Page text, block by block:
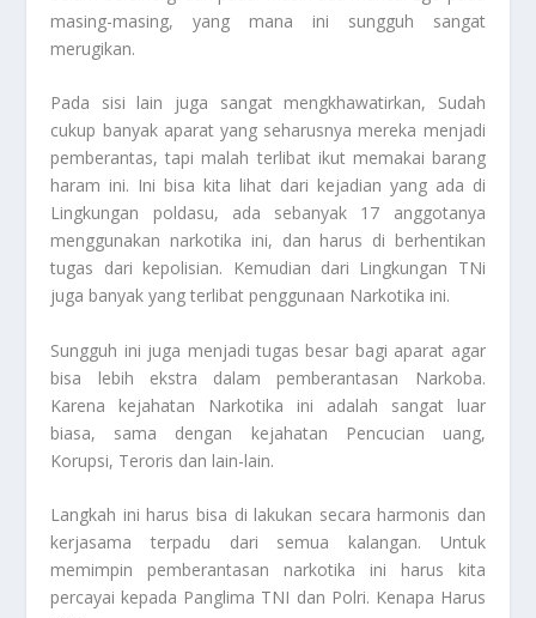
masing-masing, yang mana ini sungguh sangat
merugikan.
Pada sisi lain juga sangat mengkhawatirkan, Sudah
cukup banyak aparat yang seharusnya mereka menjadi
pemberantas, tapi malah terlibat ikut memakai barang
haram ini. Ini bisa kita lihat dari kejadian yang ada di
Lingkungan poldasu, ada sebanyak 17 anggotanya
menggunakan narkotika ini, dan harus di berhentikan
tugas dari kepolisian. Kemudian dari Lingkungan TNi
juga banyak yang terlibat penggunaan Narkotika ini.
Sungguh ini juga menjadi tugas besar bagi aparat agar
bisa lebih ekstra dalam pemberantasan Narkoba.
Karena kejahatan Narkotika ini adalah sangat luar
biasa, sama dengan kejahatan Pencucian uang,
Korupsi, Teroris dan lain-lain.
Langkah ini harus bisa di lakukan secara harmonis dan
kerjasama terpadu dari semua kalangan. Untuk
memimpin pemberantasan narkotika ini harus kita
percayai kepada Panglima TNI dan Polri. Kenapa Harus